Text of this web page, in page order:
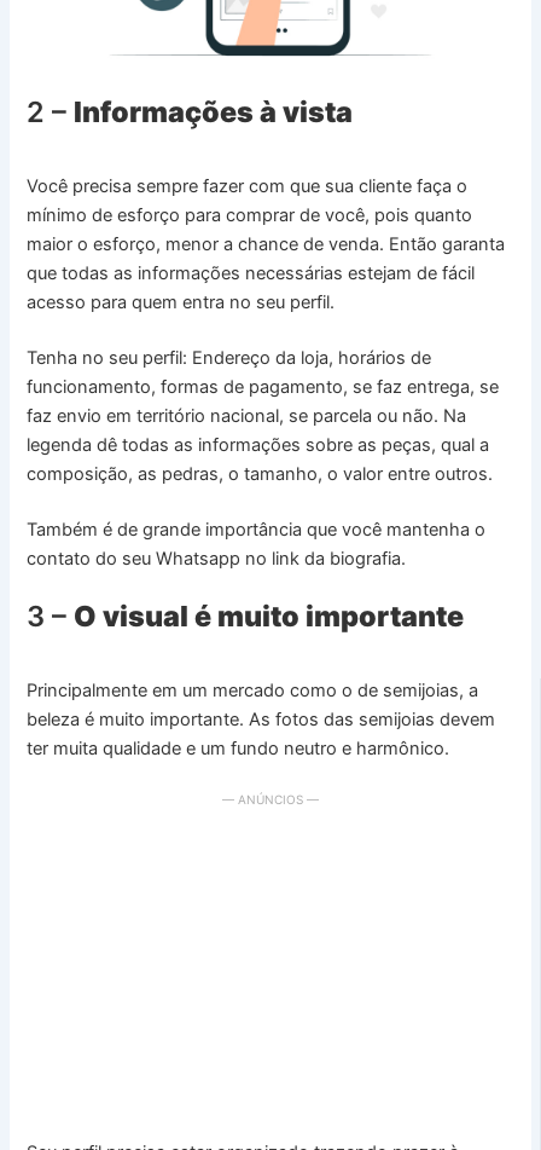
2 – Informações à vista
Você precisa sempre fazer com que sua cliente faça o
mínimo de esforço para comprar de você, pois quanto
maior o esforço, menor a chance de venda. Então garanta
que todas as informações necessárias estejam de fácil
acesso para quem entra no seu perfil.
Tenha no seu perfil: Endereço da loja, horários de
funcionamento, formas de pagamento, se faz entrega, se
faz envio em território nacional, se parcela ou não. Na
legenda dê todas as informações sobre as peças, qual a
composição, as pedras, o tamanho, o valor entre outros.
Também é de grande importância que você mantenha o
contato do seu Whatsapp no link da biografia.
3 – O visual é muito importante
Principalmente em um mercado como o de semijoias, a
beleza é muito importante. As fotos das semijoias devem
ter muita qualidade e um fundo neutro e harmônico.
— ANÚNCIOS —